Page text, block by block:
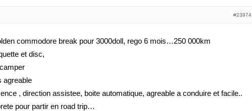
#23974
commodore break pour 3000doll, rego 6 mois…250 000km
et disc,
agreable
, direction assistee, boite automatique, agreable a conduire et facile..
pour partir en road trip…